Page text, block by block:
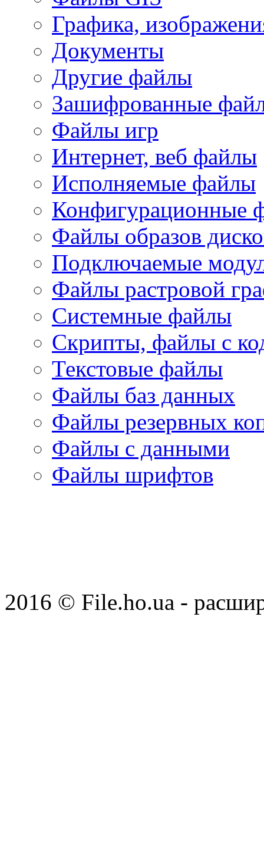
Графика,
Документы
Другие файлы
Зашифрованные
Файлы игр
Интернет, веб файлы
Исполняемые файлы
Конфигурационные
Файлы образов
Подключаемые
Файлы растровой
Системные файлы
Скрипты, файлы с
Текстовые файлы
Файлы баз данных
Файлы резервных
Файлы с данными
Файлы шрифтов
2016 © File.ho.ua -